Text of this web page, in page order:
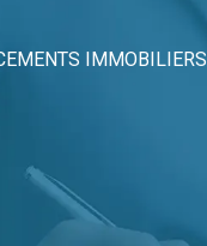
IMMOBILIERS